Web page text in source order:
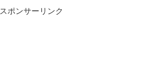
スポンサーリンク